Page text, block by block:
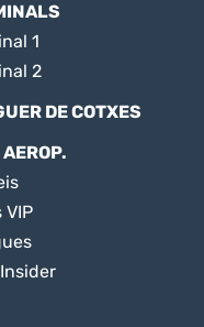
1
2
DE COTXES
VIP